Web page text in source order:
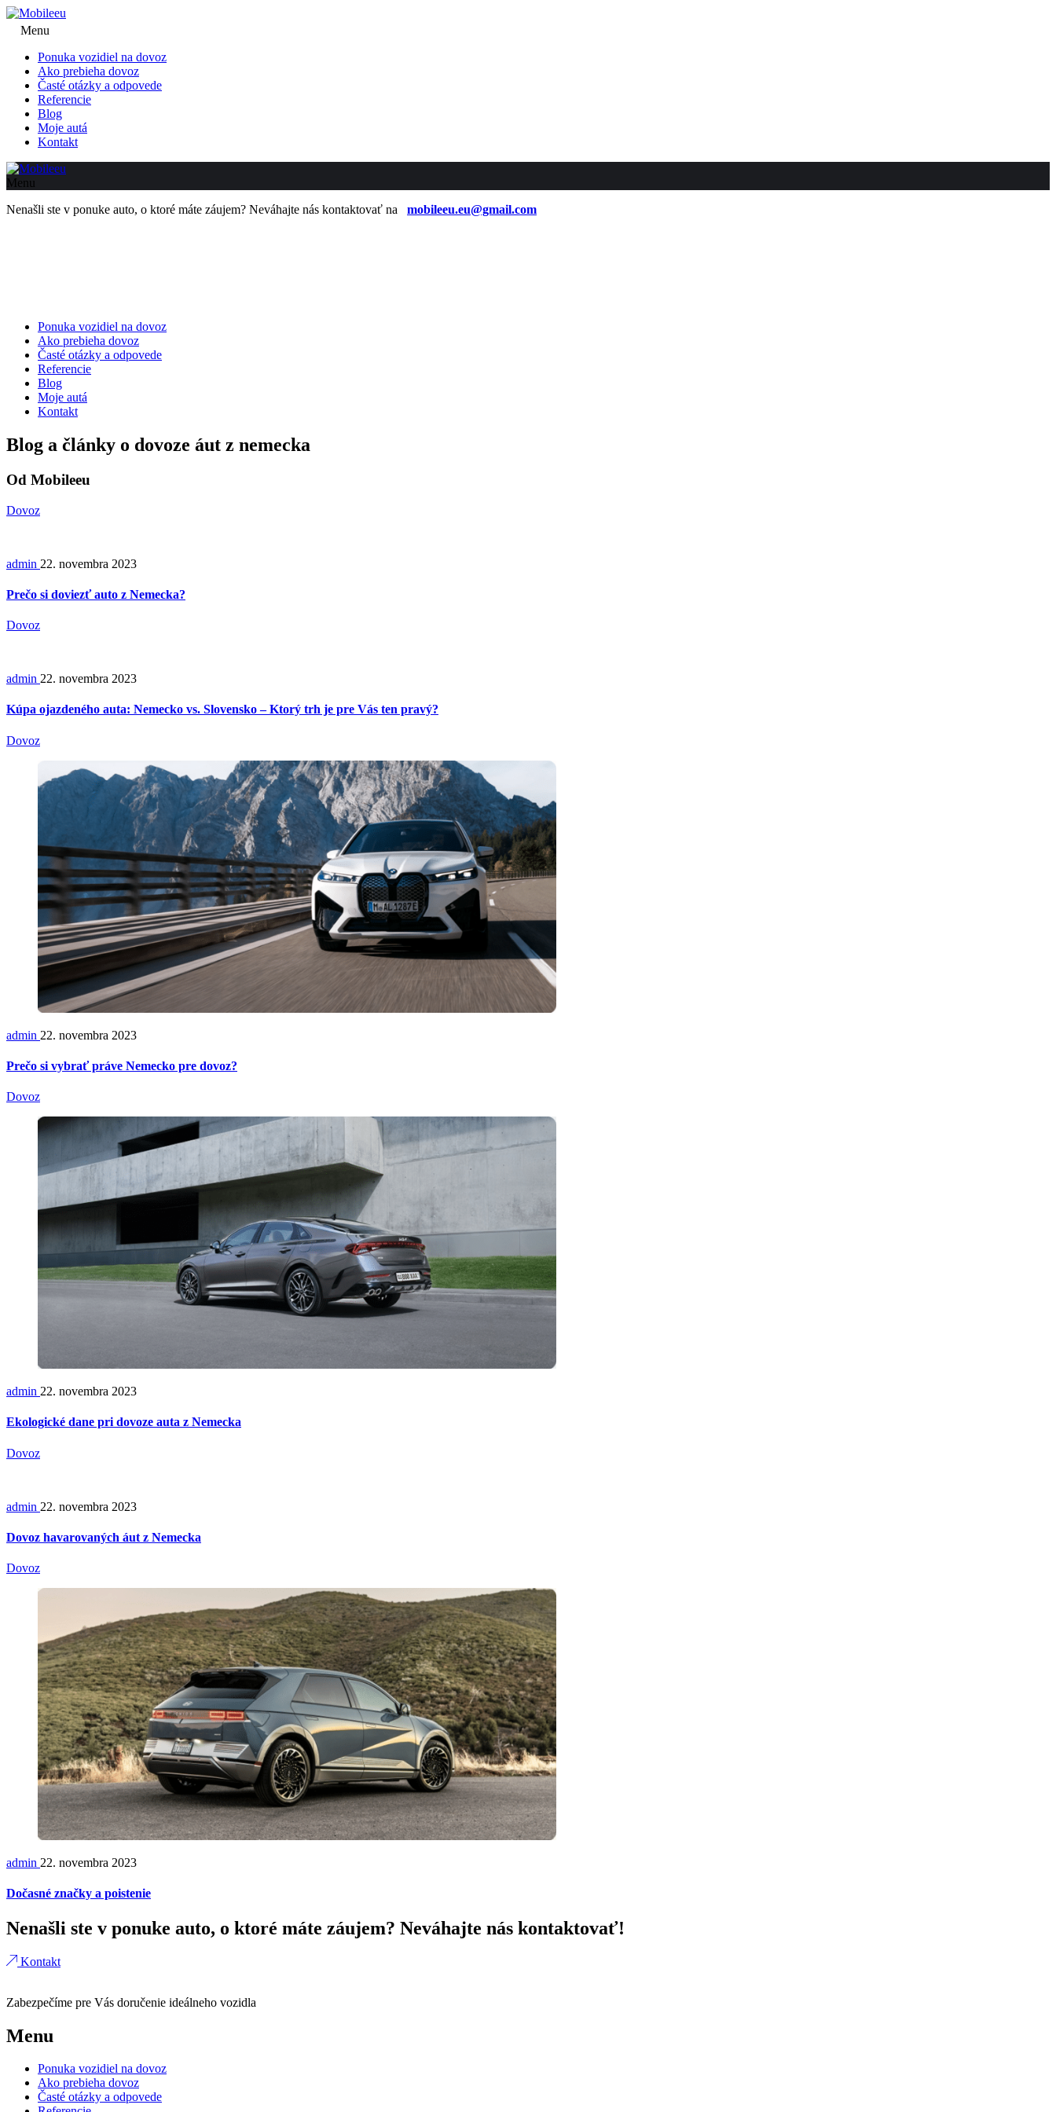
Menu
Ponuka vozidiel na dovoz
Ako prebieha dovoz
Časté otázky a odpovede
Referencie
Blog
Moje autá
Kontakt
Menu
Nenašli ste v ponuke auto, o ktoré máte záujem? Neváhajte nás kontaktovať na mobileeu.eu@gmail.com
Ponuka vozidiel na dovoz
Ako prebieha dovoz
Časté otázky a odpovede
Referencie
Blog
Moje autá
Kontakt
Blog a články o dovoze áut z nemecka
Od Mobileeu
Dovoz
admin 22. novembra 2023
Prečo si doviezť auto z Nemecka?
Dovoz
admin 22. novembra 2023
Kúpa ojazdeného auta: Nemecko vs. Slovensko – Ktorý trh je pre Vás ten pravý?
Dovoz
admin 22. novembra 2023
Prečo si vybrať práve Nemecko pre dovoz?
Dovoz
admin 22. novembra 2023
Ekologické dane pri dovoze auta z Nemecka
Dovoz
admin 22. novembra 2023
Dovoz havarovaných áut z Nemecka
Dovoz
admin 22. novembra 2023
Dočasné značky a poistenie
Nenašli ste v ponuke auto, o ktoré máte záujem? Neváhajte nás kontaktovať!
Kontakt
Zabezpečíme pre Vás doručenie ideálneho vozidla
Menu
Ponuka vozidiel na dovoz
Ako prebieha dovoz
Časté otázky a odpovede